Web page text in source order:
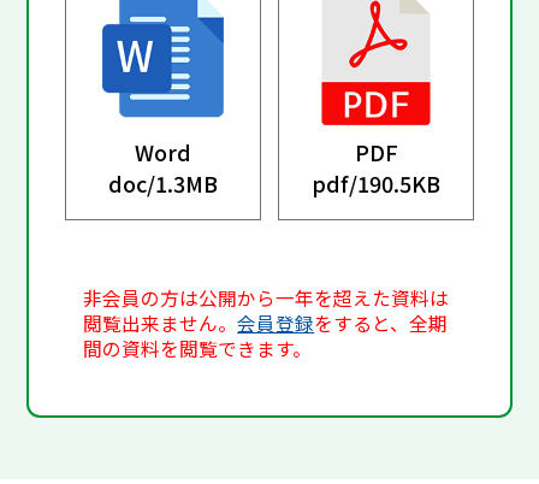
Word
doc/1.3MB
PDF
pdf/190.5KB
非会員の方は公開から一年を超えた資料は
閲覧出来ません。会員登録をすると、全期
間の資料を閲覧できます。